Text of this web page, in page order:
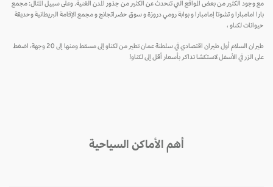
مع وجود الكثير من بعض المواقع التي تتحدث عن الكثير من جذور المدن الغنية. وعلى سبيل المثال: مجمع
بارا امامبارا و تشوتا إمامبارا و بوابة رومي دروزة و سوق حضراتجانج و مجمع الإقامة البريطانية وحديقة
حيوانات لكناو ،
طيران السلام أول طيران اقتصادي في سلطنة عمان تطير من لكناو إلى مسقط ومنها إلى 20 وجهة، اضغط
على الزر في الأسفل لاستكشا تذاكر بأسعار أقل إلى لكناو!
أهم الأماكن السياحية